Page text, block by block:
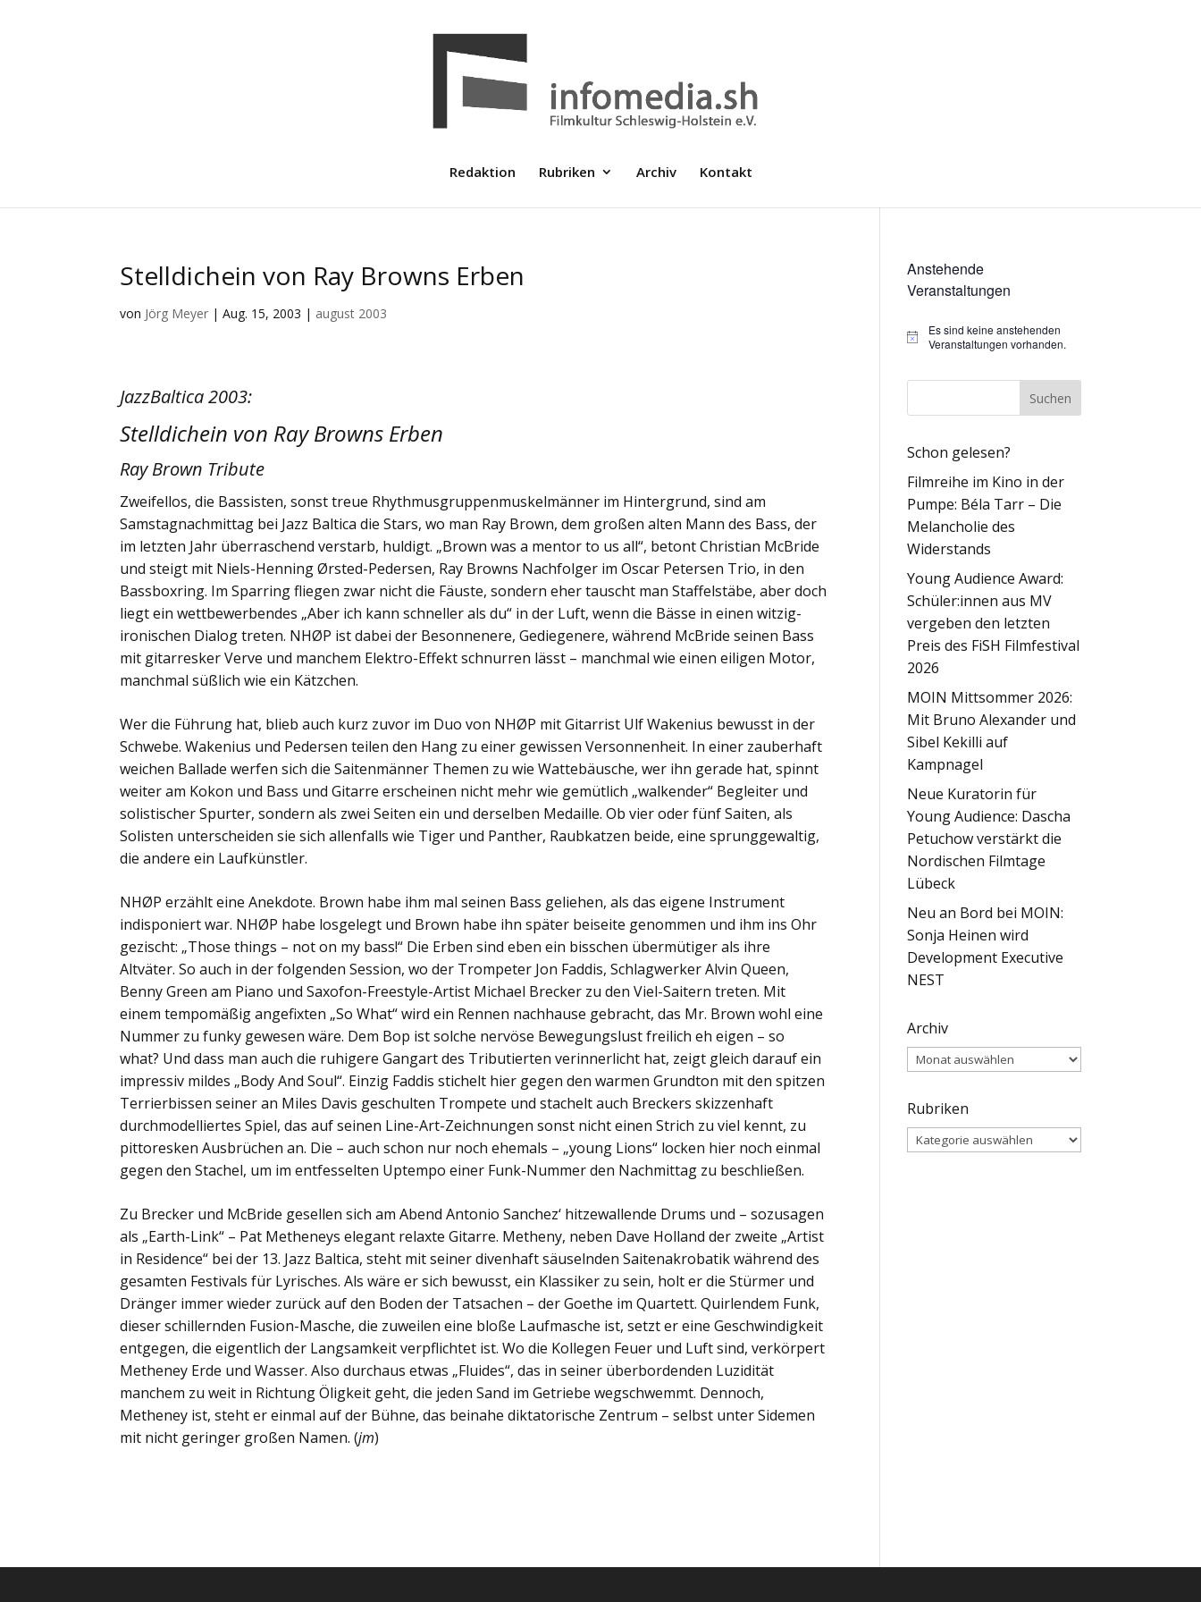
Redaktion Rubriken Archiv Kontakt
Stelldichein von Ray Browns Erben
von Jörg Meyer |Aug. 15, 2003 | august 2003
JazzBaltica 2003:
Stelldichein von Ray Browns Erben
Ray Brown Tribute
Zweifellos, die Bassisten, sonst treue Rhythmusgruppenmuskelmänner im Hintergrund, sind am
Samstagnachmittag bei Jazz Baltica die Stars, wo man Ray Brown, dem großen alten Mann des Bass, der
im letzten Jahr überraschend verstarb, huldigt. „Brown was a mentor to us all“, betont Christian McBride
und steigt mit Niels-Henning Ørsted-Pedersen, Ray Browns Nachfolger im Oscar Petersen Trio, in den
Bassboxring. Im Sparring fliegen zwar nicht die Fäuste, sondern eher tauscht man Staffelstäbe, aber doch
liegt ein wettbewerbendes „Aber ich kann schneller als du“ in der Luft, wenn die Bässe in einen witzig-
ironischen Dialog treten. NHØP ist dabei der Besonnenere, Gediegenere, während McBride seinen Bass
mit gitarresker Verve und manchem Elektro-Effekt schnurren lässt – manchmal wie einen eiligen Motor,
manchmal süßlich wie ein Kätzchen.
Wer die Führung hat, blieb auch kurz zuvor im Duo von NHØP mit Gitarrist Ulf Wakenius bewusst in der
Schwebe. Wakenius und Pedersen teilen den Hang zu einer gewissen Versonnenheit. In einer zauberhaft
weichen Ballade werfen sich die Saitenmänner Themen zu wie Wattebäusche, wer ihn gerade hat, spinnt
weiter am Kokon und Bass und Gitarre erscheinen nicht mehr wie gemütlich „walkender“ Begleiter und
solistischer Spurter, sondern als zwei Seiten ein und derselben Medaille. Ob vier oder fünf Saiten, als
Solisten unterscheiden sie sich allenfalls wie Tiger und Panther, Raubkatzen beide, eine sprunggewaltig,
die andere ein Laufkünstler.
NHØP erzählt eine Anekdote. Brown habe ihm mal seinen Bass geliehen, als das eigene Instrument
indisponiert war. NHØP habe losgelegt und Brown habe ihn später beiseite genommen und ihm ins Ohr
gezischt: „Those things – not on my bass!“ Die Erben sind eben ein bisschen übermütiger als ihre
Altväter. So auch in der folgenden Session, wo der Trompeter Jon Faddis, Schlagwerker Alvin Queen,
Benny Green am Piano und Saxofon-Freestyle-Artist Michael Brecker zu den Viel-Saitern treten. Mit
einem tempomäßig angefixten „So What“ wird ein Rennen nachhause gebracht, das Mr. Brown wohl eine
Nummer zu funky gewesen wäre. Dem Bop ist solche nervöse Bewegungslust freilich eh eigen – so
what? Und dass man auch die ruhigere Gangart des Tributierten verinnerlicht hat, zeigt gleich darauf ein
impressiv mildes „Body And Soul“. Einzig Faddis stichelt hier gegen den warmen Grundton mit den spitzen
Terrierbissen seiner an Miles Davis geschulten Trompete und stachelt auch Breckers skizzenhaft
durchmodelliertes Spiel, das auf seinen Line-Art-Zeichnungen sonst nicht einen Strich zu viel kennt, zu
pittoresken Ausbrüchen an. Die – auch schon nur noch ehemals – „young Lions“ locken hier noch einmal
gegen den Stachel, um im entfesselten Uptempo einer Funk-Nummer den Nachmittag zu beschließen.
Zu Brecker und McBride gesellen sich am Abend Antonio Sanchez‘ hitzewallende Drums und – sozusagen
als „Earth-Link“ – Pat Metheneys elegant relaxte Gitarre. Metheny, neben Dave Holland der zweite „Artist
in Residence“ bei der 13. Jazz Baltica, steht mit seiner divenhaft säuselnden Saitenakrobatik während des
gesamten Festivals für Lyrisches. Als wäre er sich bewusst, ein Klassiker zu sein, holt er die Stürmer und
Dränger immer wieder zurück auf den Boden der Tatsachen – der Goethe im Quartett. Quirlendem Funk,
dieser schillernden Fusion-Masche, die zuweilen eine bloße Laufmasche ist, setzt er eine Geschwindigkeit
entgegen, die eigentlich der Langsamkeit verpflichtet ist. Wo die Kollegen Feuer und Luft sind, verkörpert
Metheney Erde und Wasser. Also durchaus etwas „Fluides“, das in seiner überbordenden Luzidität
manchem zu weit in Richtung Öligkeit geht, die jeden Sand im Getriebe wegschwemmt. Dennoch,
Metheney ist, steht er einmal auf der Bühne, das beinahe diktatorische Zentrum – selbst unter Sidemen
mit nicht geringer großen Namen. (jm)
Anstehende
Veranstaltungen
Hinweis
Es sind keine anstehenden
Veranstaltungen vorhanden.
Schon gelesen?
Filmreihe im Kino in der
Pumpe: Béla Tarr – Die
Melancholie des
Widerstands
Young Audience Award:
Schüler:innen aus MV
vergeben den letzten
Preis des FiSH Filmfestival
2026
MOIN Mittsommer 2026:
Mit Bruno Alexander und
Sibel Kekilli auf
Kampnagel
Neue Kuratorin für
Young Audience: Dascha
Petuchow verstärkt die
Nordischen Filmtage
Lübeck
Neu an Bord bei MOIN:
Sonja Heinen wird
Development Executive
NEST
Archiv
Archiv
Rubriken
Rubriken